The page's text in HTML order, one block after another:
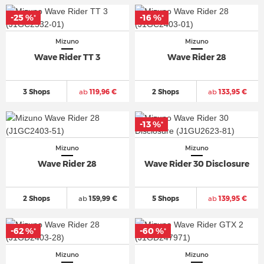
Mizuno
Wave Rider TT 3
3 Shops ab119,96 €
-25 %*
Mizuno
Wave Rider 28
2 Shops ab133,95 €
-16 %*
Mizuno
Wave Rider 28
2 Shops ab159,99 €
Mizuno
Wave Rider 30 Disclosure
5 Shops ab139,95 €
-13 %*
Mizuno
-62 %*
Mizuno
-60 %*